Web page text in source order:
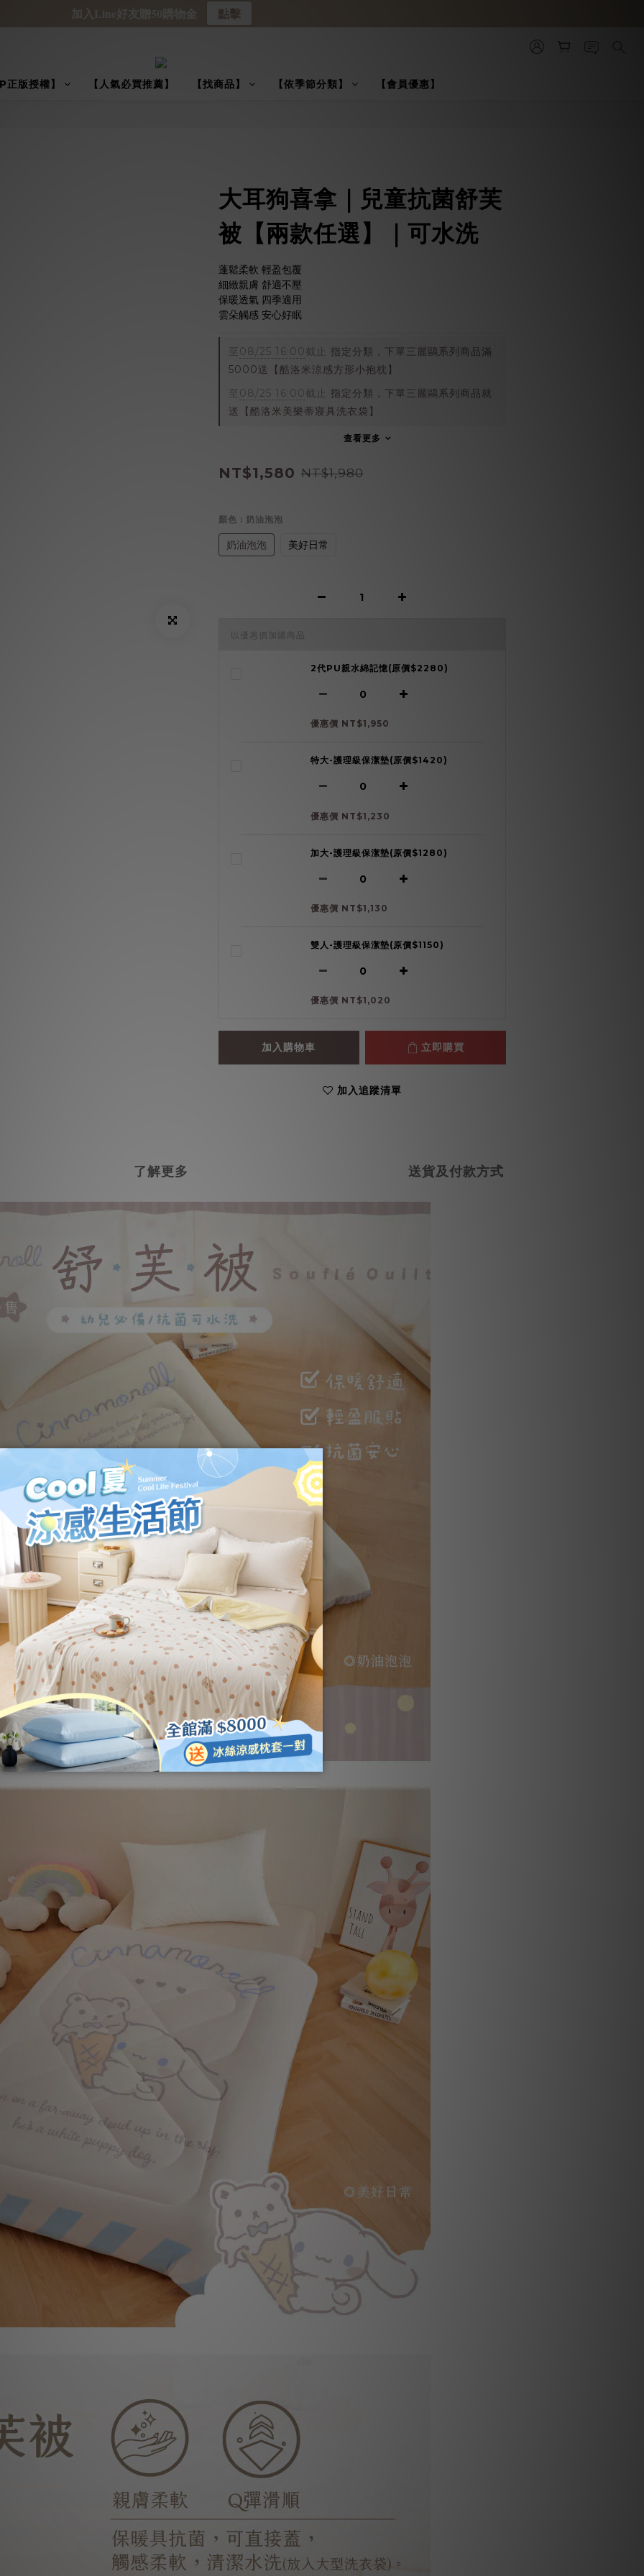
正版授權】 【人氣必買推薦】 【找商品】 【依季節分類】 【會員優惠】
大耳狗喜拿｜兒童抗菌舒芙
被【兩款任選】｜可水洗
蓬鬆柔軟 輕盈包覆
細緻親膚 舒適不壓
保暖透氣 四季適用
雲朵觸感 安心好眠
至 08/25 16:00 截止
指定分類，下單三麗鷗系列商品滿
5000送【酷洛米涼感方形小抱枕】
至 08/25 16:00 截止
指定分類，下單三麗鷗系列商品就
送【酷洛米美樂蒂寢具洗衣袋】
查看更多
NT$1,580 NT$1,980
顏色 : 奶油泡泡
奶油泡泡 美好日常
以優惠價加購商品
2代PU親水綿記憶(原價$2280)
優惠價 NT$1,950
特大-護理級保潔墊(原價$1420)
優惠價 NT$1,230
加大-護理級保潔墊(原價$1280)
優惠價 NT$1,130
雙人-護理級保潔墊(原價$1150)
優惠價 NT$1,020
加入購物車 立即購買
加入追蹤清單
了解更多 送貨及付款方式
加入Line好友贈50購物金 點擊